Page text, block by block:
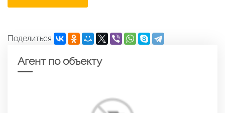
Поделиться
Агент по объекту